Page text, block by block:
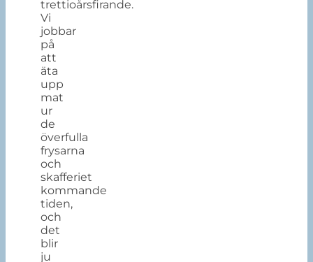
trettioårsfirande.
Vi
jobbar
på
att
äta
upp
mat
ur
de
överfulla
frysarna
och
skafferiet
kommande
tiden,
och
det
blir
ju